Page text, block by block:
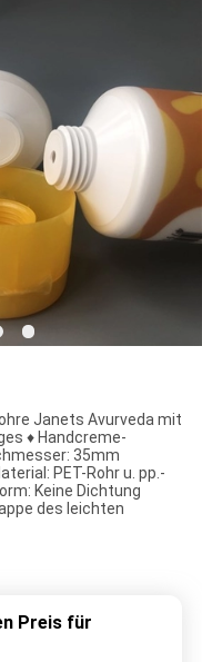
Janets Avurveda mit
♦ Handcreme-
35mm
PET-Rohr u. pp.-
Keine Dichtung
des leichten
Preis für